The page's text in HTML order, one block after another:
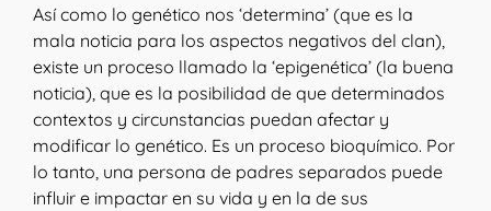
Así como lo genético nos ‘determina’ (que es la
mala noticia para los aspectos negativos del clan),
existe un proceso llamado la ‘epigenética’ (la buena
noticia), que es la posibilidad de que determinados
contextos y circunstancias puedan afectar y
modificar lo genético. Es un proceso bioquímico. Por
lo tanto, una persona de padres separados puede
influir e impactar en su vida y en la de sus